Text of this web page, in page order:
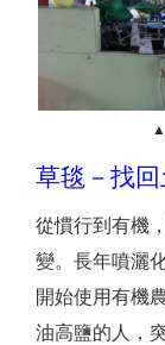
▲
草毯－找
從慣行到有機
變。長年噴灑
開始使用有機
油高鹽的人，